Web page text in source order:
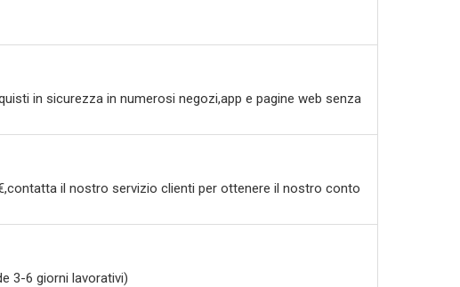
in sicurezza in numerosi negozi,app e pagine web senza
il nostro servizio clienti per ottenere il nostro conto
3-6 giorni lavorativi)